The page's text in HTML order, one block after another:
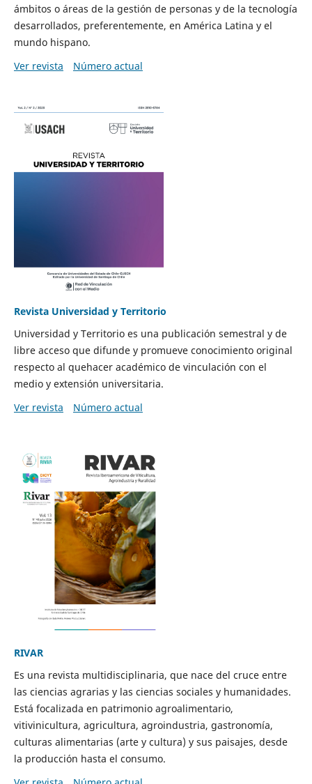
ámbitos o áreas de la gestión de personas y de la tecnología
desarrollados, preferentemente, en América Latina y el
mundo hispano.
Ver revista
Número actual
Revista Universidad y Territorio
Universidad y Territorio es una publicación semestral y de
libre acceso que difunde y promueve conocimiento original
respecto al quehacer académico de vinculación con el
medio y extensión universitaria.
Ver revista
Número actual
RIVAR
Es una revista multidisciplinaria, que nace del cruce entre
las ciencias agrarias y las ciencias sociales y humanidades.
Está focalizada en patrimonio agroalimentario,
vitivinicultura, agricultura, agroindustria, gastronomía,
culturas alimentarias (arte y cultura) y sus paisajes, desde
la producción hasta el consumo.